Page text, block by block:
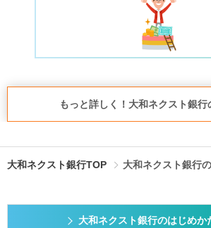
もっと詳しく！ 大和ネクスト銀行
大和ネクスト銀行TOP 大和ネクスト銀行
大和ネクスト銀行のはじめか